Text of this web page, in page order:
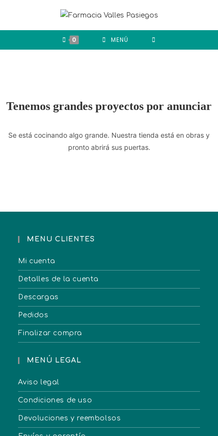
0 MENÚ
Tenemos grandes proyectos por anunciar
Se está cocinando algo grande. Nuestra tienda está en obras y
pronto abrirá sus puertas.
MENU CLIENTES
Mi cuenta
Detalles de la cuenta
Descargas
Pedidos
Finalizar compra
MENÚ LEGAL
Aviso legal
Condiciones de uso
Devoluciones y reembolsos